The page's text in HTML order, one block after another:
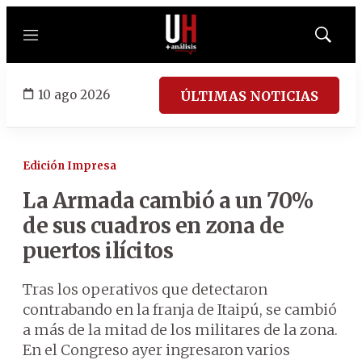
Menú
Mostrar
10 ago 2026 ÚLTIMAS NOTICIAS
Edición Impresa
La Armada cambió a un 70%
de sus cuadros en zona de
puertos ilícitos
Tras los operativos que detectaron
contrabando en la franja de Itaipú, se cambió
a más de la mitad de los militares de la zona.
En el Congreso ayer ingresaron varios